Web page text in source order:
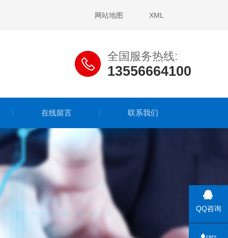
网站地图 XML
全国服务热线:
13556664100
在线留言 联系我们
QQ咨询